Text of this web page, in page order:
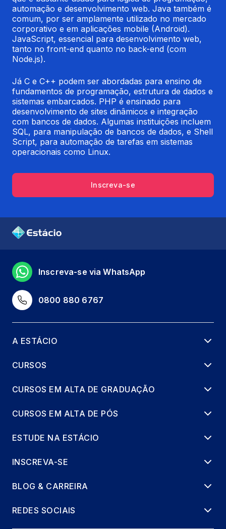
automação e desenvolvimento web. Java também é
comum, por ser amplamente utilizado no mercado
corporativo e em aplicações mobile (Android).
JavaScript, essencial para desenvolvimento web,
tanto no front-end quanto no back-end (com
Node.js).
Já C e C++ podem ser abordadas para ensino de
fundamentos de programação, estrutura de dados e
sistemas embarcados. PHP é ensinado para
desenvolvimento de sites dinâmicos e integração
com bancos de dados. Algumas instituições incluem
SQL, para manipulação de bancos de dados, e Shell
Script, para automação de tarefas em sistemas
operacionais como Linux.
Inscreva-se
0800 880 6767
Inscreva-se via WhatsApp
A ESTÁCIO
CURSOS
CURSOS EM ALTA DE GRADUAÇÃO
CURSOS EM ALTA DE PÓS
ESTUDE NA ESTÁCIO
INSCREVA-SE
BLOG & CARREIRA
REDES SOCIAIS